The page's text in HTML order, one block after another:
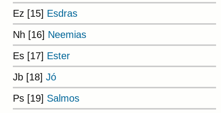
Ez [15] Esdras
Nh [16] Neemias
Es [17] Ester
Jb [18] Jó
Ps [19] Salmos